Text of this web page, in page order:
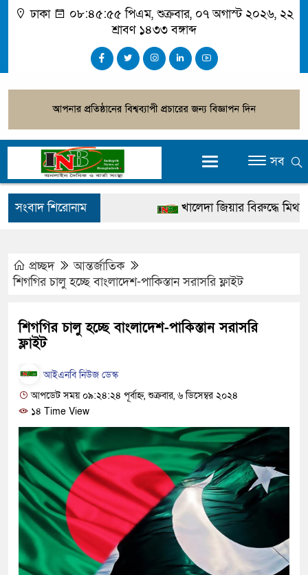
ঢাকা ০৮:৪৫:৫৫ পিএম, শুক্রবার, ০৭ অগাস্ট ২০২৬, ২২
শ্রাবণ ১৪৩৩ বঙ্গাব্দ
সব
সংবাদ শিরোনাম
খালেদা জিয়ার বিরুদ্ধে মিথ্যা
হবে: প্রধানমন্ত্রী
গাজীপুরে সাতজনকে হত্যার
হারুনসহ ১০ জন
ঢাকার চারপাশে সচল হবে নৌপথ,
রাজধানীর দুই মেট্রো স্টেশনে
আদালতকে বলতে চাইলাম ফাঁসি
প্রচ্ছদ
আন্তর্জাতিক
শিগগির চালু হচ্ছে বাংলাদেশ-পাকিস্তান সরাসরি ফ্লাইট
শিগগির চালু হচ্ছে বাংলাদেশ-পাকিস্তান সরাসরি
ফ্লাইট
আইএনবি নিউজ ডেস্ক
আপডেট সময় ০৯:২৪:২৪ পূর্বাহ্ন, শুক্রবার, ৬ ডিসেম্বর ২০২৪
১৪ Time View